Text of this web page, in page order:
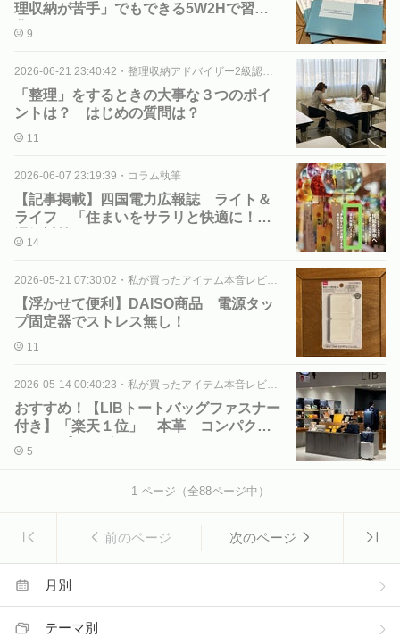
理収納が苦手」でもできる5W2Hで習慣
化！
9
2026-06-21 23:40:42 ・ 整理収納アドバイザー2級認定講座
「整理」をするときの大事な３つのポイ
ントは？ はじめの質問は？
11
2026-06-07 23:19:39 ・ コラム執筆
【記事掲載】四国電力広報誌 ライト＆
ライフ 「住まいをサラリと快適に！
湿気対策のススメ」
14
2026-05-21 07:30:02 ・ 私が買ったアイテム本音レビュー
【浮かせて便利】DAISO商品 電源タッ
プ固定器でストレス無し！
11
2026-05-14 00:40:23 ・ 私が買ったアイテム本音レビュー
おすすめ！【LIBトートバッグファスナー
付き】「楽天１位」 本革 コンパクト
でシンプルデザイン
5
1ページ（全88ページ中）
前のページ 次のページ
月別
テーマ別